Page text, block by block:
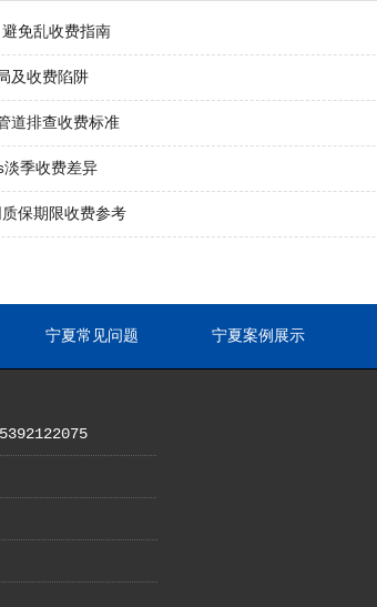
免乱收费指南
及收费陷阱
道排查收费标准
季收费差异
保期限收费参考
宁夏常见问题 宁夏案例展示